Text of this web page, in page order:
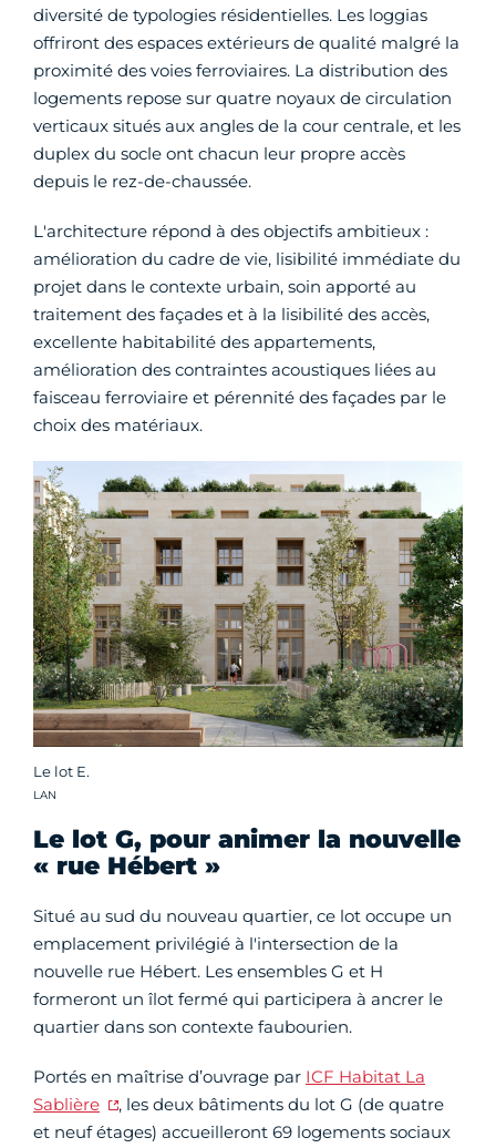
diversité de typologies résidentielles. Les loggias
offriront des espaces extérieurs de qualité malgré la
proximité des voies ferroviaires. La distribution des
logements repose sur quatre noyaux de circulation
verticaux situés aux angles de la cour centrale, et les
duplex du socle ont chacun leur propre accès
depuis le rez-de-chaussée.
L'architecture répond à des objectifs ambitieux :
amélioration du cadre de vie, lisibilité immédiate du
projet dans le contexte urbain, soin apporté au
traitement des façades et à la lisibilité des accès,
excellente habitabilité des appartements,
amélioration des contraintes acoustiques liées au
faisceau ferroviaire et pérennité des façades par le
choix des matériaux.
Le lot E.
Crédit photo :
LAN
Le lot G, pour animer la nouvelle
« rue Hébert »
Situé au sud du nouveau quartier, ce lot occupe un
emplacement privilégié à l'intersection de la
nouvelle rue Hébert. Les ensembles G et H
formeront un îlot fermé qui participera à ancrer le
quartier dans son contexte faubourien.
Portés en maîtrise d’ouvrage par ICF Habitat La
Sablière
, les deux bâtiments du lot G (de quatre
et neuf étages) accueilleront 69 logements sociaux